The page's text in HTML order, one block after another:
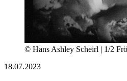
© Hans Ashley Scheirl | 1/2
18.07.2023